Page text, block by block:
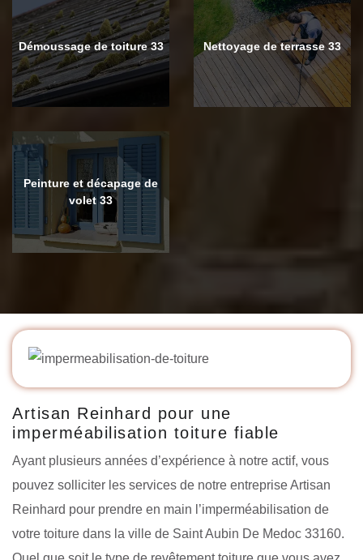
Démoussage de toiture 33 Nettoyage de terrasse 33
Peinture et décapage de
volet 33
Artisan Reinhard pour une
imperméabilisation toiture fiable
Ayant plusieurs années d’expérience à notre actif, vous
pouvez solliciter les services de notre entreprise Artisan
Reinhard pour prendre en main l’imperméabilisation de
votre toiture dans la ville de Saint Aubin De Medoc 33160.